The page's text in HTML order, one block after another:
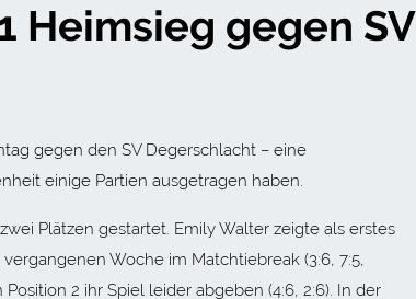
Heimsieg gegen SV
gegen den SV Degerschlacht – eine
einige Partien ausgetragen haben.
Plätzen gestartet. Emily Walter zeigte als erstes
Woche im Matchtiebreak (3:6, 7:5,
2 ihr Spiel leider abgeben (4:6, 2:6). In der